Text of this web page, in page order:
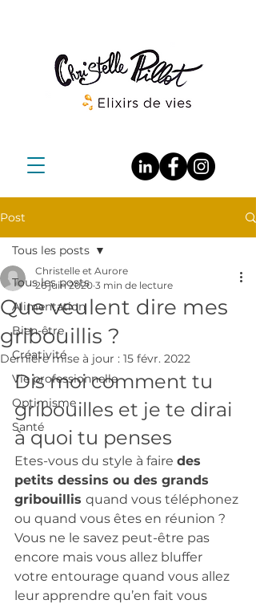
Post
Tous les posts
Alimentation
Bien-être
Créativité
Vie professionnelle
Optimisme
Santé
Tous les posts
Que veulent dire mes
gribouillis ?
Christelle et Aurore
26 juin 2020 3 min de lecture
Dernière mise à jour : 15 févr. 2022
Dis moi comment tu
gribouilles et je te dirai
à quoi tu penses
Etes-vous du style à faire des
petits dessins ou des grands
gribouillis quand vous téléphonez
ou quand vous êtes en réunion ?
Vous ne le savez peut-être pas
encore mais vous allez bluffer
votre entourage quand vous allez
leur apprendre qu’en fait vous